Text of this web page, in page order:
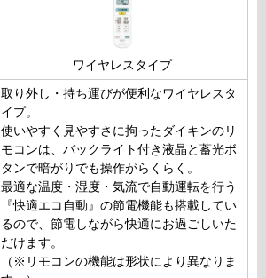
ワイヤレスタイプ
取り外し・持ち運びが便利なワイヤレスタ
イプ。
使いやすく見やすさに拘ったダイキンのリ
モコンは、バックライト付き液晶と蓄光ボ
タンで暗がりでも操作がらくらく。
最適な温度・湿度・気流で自動運転を行う
『快適エコ自動』の節電機能も搭載してい
るので、節電しながら快適にお過ごしいた
だけます。
（※リモコンの機能は形状により異なりま